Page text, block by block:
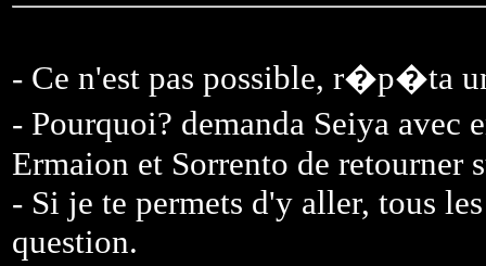
- Ce n'est pas possible, r�p�ta
- Pourquoi? demanda Seiya
Ermaion et Sorrento de retourner
- Si je te permets d'y aller, tous
question.